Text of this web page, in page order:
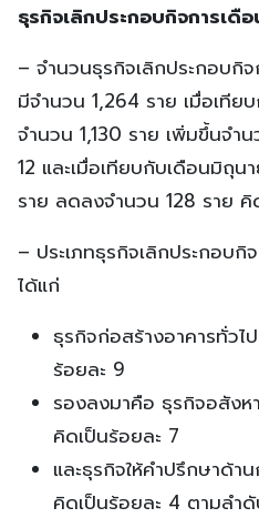
ธุรกิจเลิกประกอบกิจการเดื
– จำนวนธุรกิจเลิกประกอบกิ
มีจำนวน 1,264 ราย เมื่อเที
จำนวน 1,130 ราย เพิ่มขึ้นจำ
12 และเมื่อเทียบกับเดือนมิถุน
ราย ลดลงจำนวน 128 ราย คิ
– ประเภทธุรกิจเลิกประกอบ
ได้แก่
ธุรกิจก่อสร้างอาคารทั่วไ
ร้อยละ 9
รองลงมาคือ ธุรกิจอสัง
คิดเป็นร้อยละ 7
และธุรกิจให้คำปรึกษาด้า
คิดเป็นร้อยละ 4 ตามลำ